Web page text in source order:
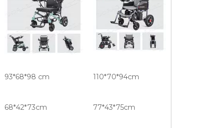
93*68*98 cm 110*70*94cm
68*42*73cm 77*43*75cm